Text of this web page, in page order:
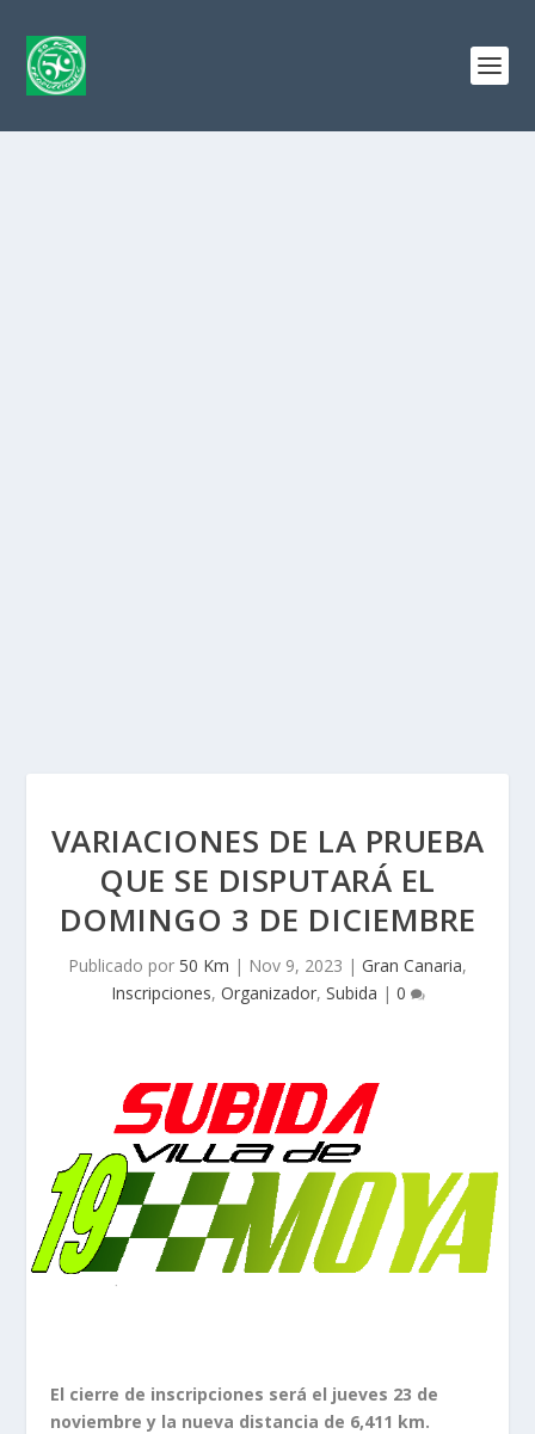
VARIACIONES DE LA PRUEBA
QUE SE DISPUTARÁ EL
DOMINGO 3 DE DICIEMBRE
Publicado por 50 Km | Nov 9, 2023 | Gran Canaria,
Inscripciones, Organizador, Subida | 0
El cierre de inscripciones será el jueves 23 de
noviembre y la nueva distancia de 6,411 km.